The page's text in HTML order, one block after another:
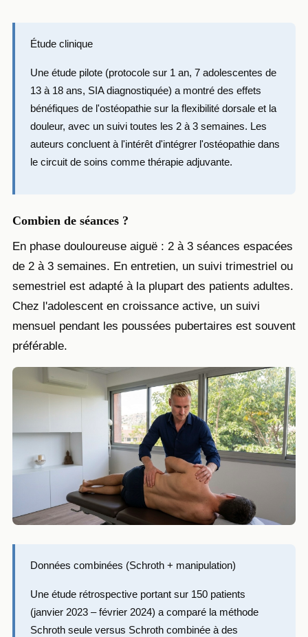
Étude clinique
Une étude pilote (protocole sur 1 an, 7 adolescentes de
13 à 18 ans, SIA diagnostiquée) a montré des effets
bénéfiques de l'ostéopathie sur la flexibilité dorsale et la
douleur, avec un suivi toutes les 2 à 3 semaines. Les
auteurs concluent à l'intérêt d'intégrer l'ostéopathie dans
le circuit de soins comme thérapie adjuvante.
Combien de séances ?
En phase douloureuse aiguë : 2 à 3 séances espacées
de 2 à 3 semaines. En entretien, un suivi trimestriel ou
semestriel est adapté à la plupart des patients adultes.
Chez l'adolescent en croissance active, un suivi
mensuel pendant les poussées pubertaires est souvent
préférable.
Données combinées (Schroth + manipulation)
Une étude rétrospective portant sur 150 patients
(janvier 2023 – février 2024) a comparé la méthode
Schroth seule versus Schroth combinée à des